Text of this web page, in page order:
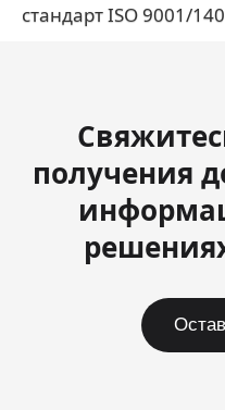
стандарт ISO 9001/
получения